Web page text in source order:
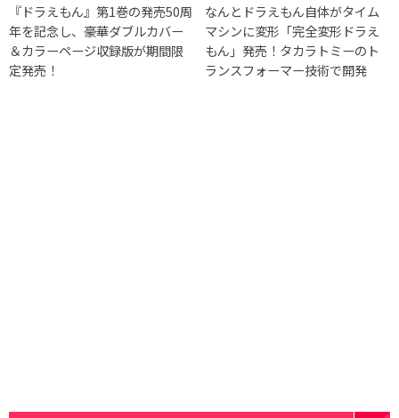
『ドラえもん』第1巻の発売50周
年を記念し、豪華ダブルカバー
＆カラーページ収録版が期間限
定発売！
なんとドラえもん自体がタイム
マシンに変形「完全変形ドラえ
もん」発売！タカラトミーのト
ランスフォーマー技術で開発